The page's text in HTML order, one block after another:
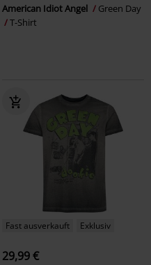
American Idiot Angel
Green Day
T-Shirt
Fast ausverkauft Exklusiv
29,99 €